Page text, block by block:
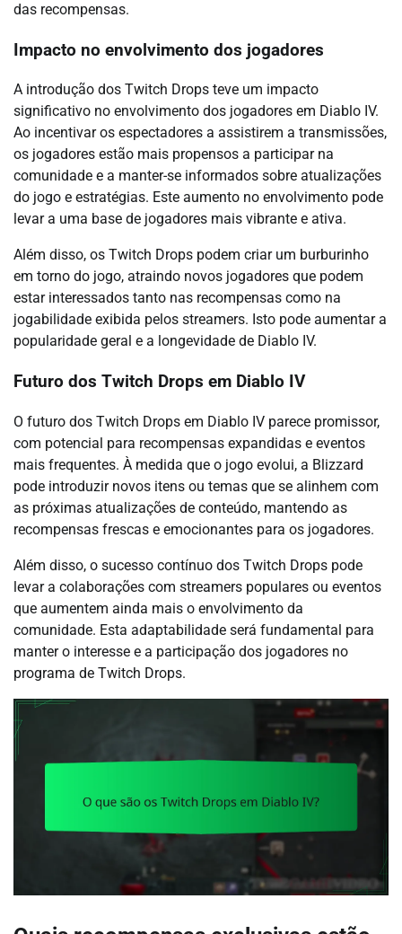
das recompensas.
Impacto no envolvimento dos jogadores
A introdução dos Twitch Drops teve um impacto
significativo no envolvimento dos jogadores em Diablo IV.
Ao incentivar os espectadores a assistirem a transmissões,
os jogadores estão mais propensos a participar na
comunidade e a manter-se informados sobre atualizações
do jogo e estratégias. Este aumento no envolvimento pode
levar a uma base de jogadores mais vibrante e ativa.
Além disso, os Twitch Drops podem criar um burburinho
em torno do jogo, atraindo novos jogadores que podem
estar interessados tanto nas recompensas como na
jogabilidade exibida pelos streamers. Isto pode aumentar a
popularidade geral e a longevidade de Diablo IV.
Futuro dos Twitch Drops em Diablo IV
O futuro dos Twitch Drops em Diablo IV parece promissor,
com potencial para recompensas expandidas e eventos
mais frequentes. À medida que o jogo evolui, a Blizzard
pode introduzir novos itens ou temas que se alinhem com
as próximas atualizações de conteúdo, mantendo as
recompensas frescas e emocionantes para os jogadores.
Além disso, o sucesso contínuo dos Twitch Drops pode
levar a colaborações com streamers populares ou eventos
que aumentem ainda mais o envolvimento da
comunidade. Esta adaptabilidade será fundamental para
manter o interesse e a participação dos jogadores no
programa de Twitch Drops.